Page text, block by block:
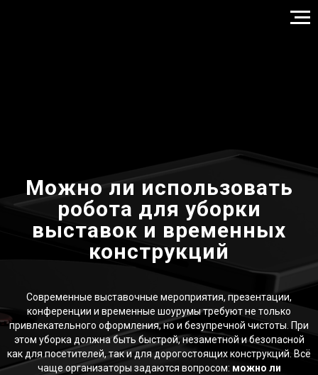
Можно ли использовать
робота для уборки
выставок и временных
конструкций
Современные выставочные мероприятия, презентации,
конференции и временные шоурумы требуют не только
привлекательного оформления, но и безупречной чистоты. При
этом уборка должна быть быстрой, незаметной и безопасной
как для посетителей, так и для дорогостоящих конструкций. Всё
чаще организаторы задаются вопросом: можно ли